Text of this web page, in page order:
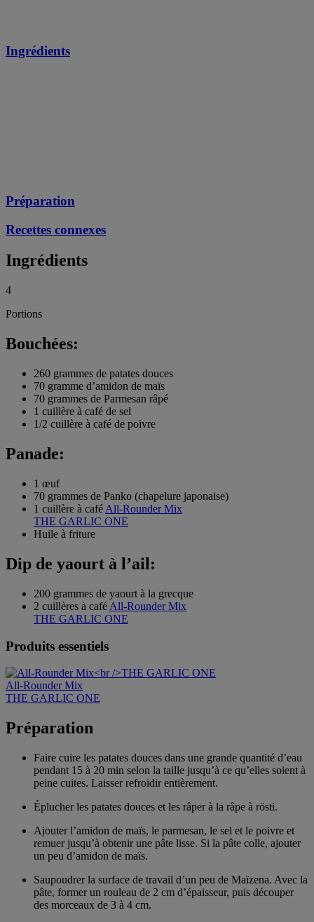
Ingrédients
Préparation
Recettes connexes
Ingrédients
4
Portions
Bouchées:
260 grammes de patates douces
70 gramme d’amidon de maïs
70 grammes de Parmesan râpé
1 cuillère à café de sel
1/2 cuillère à café de poivre
Panade:
1 œuf
70 grammes de Panko (chapelure japonaise)
1 cuillère à café All-Rounder Mix
THE GARLIC ONE
Huile à friture
Dip de yaourt à l’ail:
200 grammes de yaourt à la grecque
2 cuillères à café All-Rounder Mix
THE GARLIC ONE
Produits essentiels
All-Rounder Mix
THE GARLIC ONE
Préparation
Faire cuire les patates douces dans une grande quantité d’eau
pendant 15 à 20 min selon la taille jusqu’à ce qu’elles soient à
peine cuites. Laisser refroidir entièrement.
Éplucher les patates douces et les râper à la râpe à rösti.
Ajouter l’amidon de maïs, le parmesan, le sel et le poivre et
remuer jusqu’à obtenir une pâte lisse. Si la pâte colle, ajouter
un peu d’amidon de maïs.
Saupoudrer la surface de travail d’un peu de Maïzena. Avec la
pâte, former un rouleau de 2 cm d’épaisseur, puis découper
des morceaux de 3 à 4 cm.